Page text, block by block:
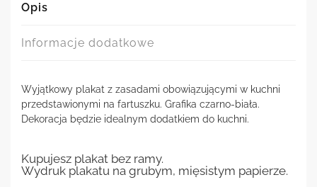
Opis
Informacje dodatkowe
Wyjątkowy plakat z zasadami obowiązującymi w kuchni
przedstawionymi na fartuszku. Grafika czarno-biała.
Dekoracja będzie idealnym dodatkiem do kuchni.
Kupujesz plakat bez ramy.
Wydruk plakatu na grubym, mięsistym papierze.